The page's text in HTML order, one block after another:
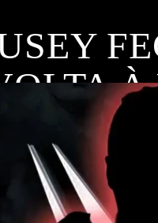
À
na WWE está